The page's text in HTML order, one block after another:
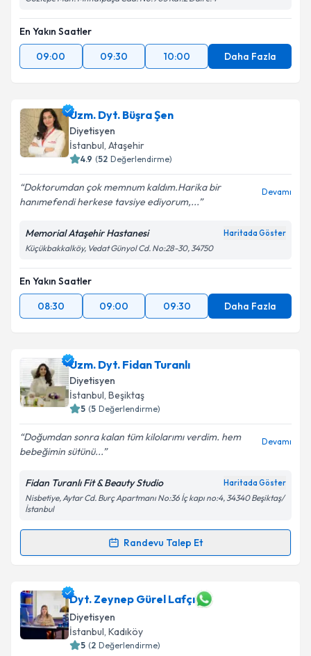
En Yakın Saatler
09:00
09:30 10:00 Daha Fazla
Uzm. Dyt. Büşra Şen
Diyetisyen
İstanbul, Ataşehir
4.9 (52 Değerlendirme)
Doktorumdan çok memnum kaldım.Harika bir
hanımefendi herkese tavsiye ediyorum,...
Devamı
Memorial Ataşehir Hastanesi Haritada Göster
Küçükbakkalköy, Vedat Günyol Cd. No:28-30, 34750
En Yakın Saatler
08:30
09:00 09:30 Daha Fazla
Uzm. Dyt. Fidan Turanlı
Diyetisyen
İstanbul, Beşiktaş
5 (5 Değerlendirme)
Doğumdan sonra kalan tüm kilolarımı verdim. hem
bebeğimin sütünü...
Devamı
Fidan Turanlı Fit & Beauty Studio Haritada Göster
Nisbetiye, Aytar Cd. Burç Apartmanı No:36 İç kapı no:4, 34340 Beşiktaş/
İstanbul
Randevu Talep Et
Randevu Takvimi Talebi
Uzm. Dyt. Fidan Turanlıiçin randevu takvimi talebi
oluşturun. Size bu uzmandan randevu almanız için bir
takvim hazırlandığında e-posta ile bilgilendireceğiz.
E-posta Adresiniz
Dyt. Zeynep Gürel Lafçı
Diyetisyen
İstanbul, Kadıköy
5 (2 Değerlendirme)